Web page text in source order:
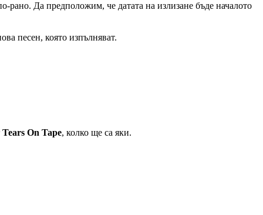
рано. Да предположим, че датата на излизане бъде началото
песен, която изпълняват.
Tears On Tape, колко ще са яки.